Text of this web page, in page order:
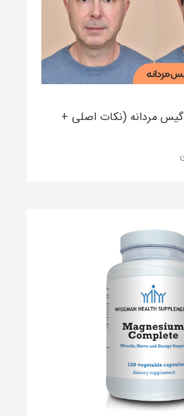
گیس مردانه (نکات اصلی +